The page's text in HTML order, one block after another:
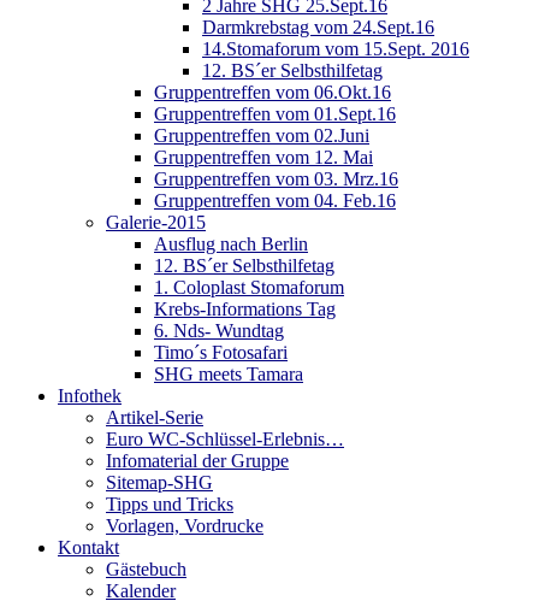
2 Jahre SHG 25.Sept.16
Darmkrebstag vom 24.Sept.16
14.Stomaforum vom 15.Sept. 2016
12. BS´er Selbsthilfetag
Gruppentreffen vom 06.Okt.16
Gruppentreffen vom 01.Sept.16
Gruppentreffen vom 02.Juni
Gruppentreffen vom 12. Mai
Gruppentreffen vom 03. Mrz.16
Gruppentreffen vom 04. Feb.16
Galerie-2015
Ausflug nach Berlin
12. BS´er Selbsthilfetag
1. Coloplast Stomaforum
Krebs-Informations Tag
6. Nds- Wundtag
Timo´s Fotosafari
SHG meets Tamara
Infothek
Artikel-Serie
Euro WC-Schlüssel-Erlebnis…
Infomaterial der Gruppe
Sitemap-SHG
Tipps und Tricks
Vorlagen, Vordrucke
Kontakt
Gästebuch
Kalender